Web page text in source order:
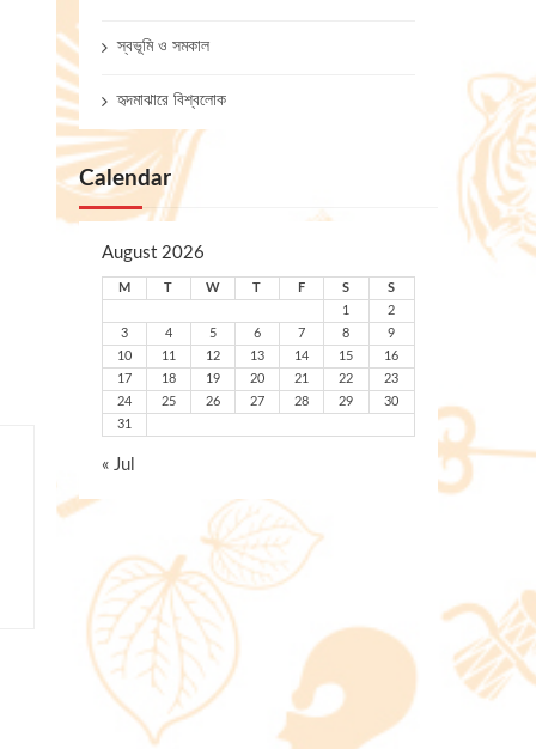
স্বভূমি ও সমকাল
হৃদমাঝারে বিশ্বলোক
Calendar
August 2026
M W F S
S
1
2
3
4 5 6 7 8
9
10
11 12 13 14 15
16
17
18 19 20 21 22
23
24
25 26 27 28 29
30
31
« Jul